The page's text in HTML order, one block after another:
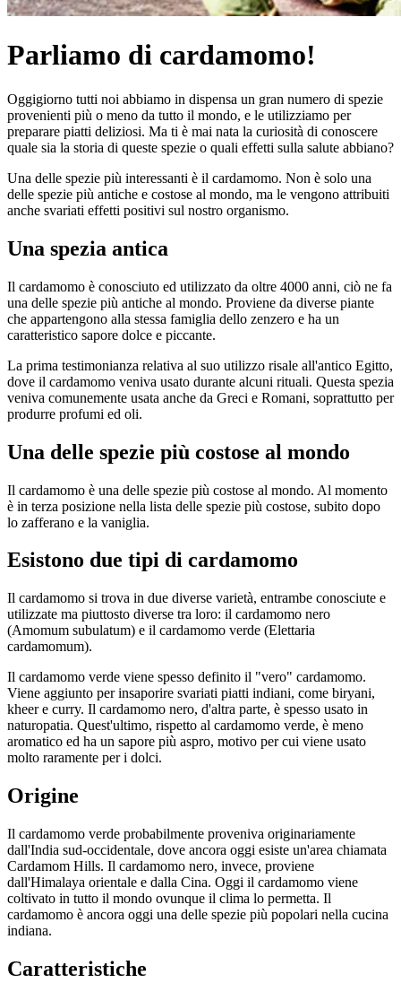
Parliamo di cardamomo!
Oggigiorno tutti noi abbiamo in dispensa un gran numero di spezie
provenienti più o meno da tutto il mondo, e le utilizziamo per
preparare piatti deliziosi. Ma ti è mai nata la curiosità di conoscere
quale sia la storia di queste spezie o quali effetti sulla salute abbiano?
Una delle spezie più interessanti è il cardamomo. Non è solo una
delle spezie più antiche e costose al mondo, ma le vengono attribuiti
anche svariati effetti positivi sul nostro organismo.
Una spezia antica
Il cardamomo è conosciuto ed utilizzato da oltre 4000 anni, ciò ne fa
una delle spezie più antiche al mondo. Proviene da diverse piante
che appartengono alla stessa famiglia dello zenzero e ha un
caratteristico sapore dolce e piccante.
La prima testimonianza relativa al suo utilizzo risale all'antico Egitto,
dove il cardamomo veniva usato durante alcuni rituali. Questa spezia
veniva comunemente usata anche da Greci e Romani, soprattutto per
produrre profumi ed oli.
Una delle spezie più costose al mondo
Il cardamomo è una delle spezie più costose al mondo. Al momento
è in terza posizione nella lista delle spezie più costose, subito dopo
lo zafferano e la vaniglia.
Esistono due tipi di cardamomo
Il cardamomo si trova in due diverse varietà, entrambe conosciute e
utilizzate ma piuttosto diverse tra loro: il cardamomo nero
(Amomum subulatum) e il cardamomo verde (Elettaria
cardamomum).
Il cardamomo verde viene spesso definito il "vero" cardamomo.
Viene aggiunto per insaporire svariati piatti indiani, come biryani,
kheer e curry. Il cardamomo nero, d'altra parte, è spesso usato in
naturopatia. Quest'ultimo, rispetto al cardamomo verde, è meno
aromatico ed ha un sapore più aspro, motivo per cui viene usato
molto raramente per i dolci.
Origine
Il cardamomo verde probabilmente proveniva originariamente
dall'India sud-occidentale, dove ancora oggi esiste un'area chiamata
Cardamom Hills. Il cardamomo nero, invece, proviene
dall'Himalaya orientale e dalla Cina. Oggi il cardamomo viene
coltivato in tutto il mondo ovunque il clima lo permetta. Il
cardamomo è ancora oggi una delle spezie più popolari nella cucina
indiana.
Caratteristiche